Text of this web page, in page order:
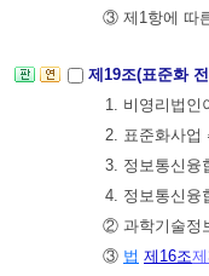
③ 제1항에 따
제19조(표준화
1. 비영리법인
2. 표준화사업
3. 정보통신융
4. 정보통신융
② 과학기술정
③ 법 제16조